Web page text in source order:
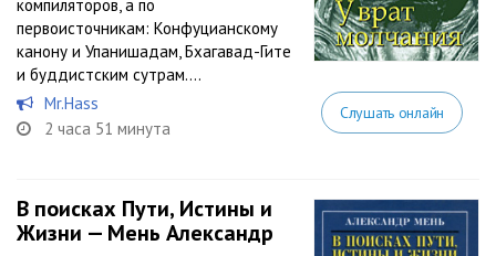
компиляторов, а по
первоисточникам: Конфуцианскому
канону и Упанишадам, Бхагавад-Гите
и буддистским сутрам....
Mr.Hass
2 часа 51 минута
Слушать онлайн
В поисках Пути, Истины и
Жизни — Мень Александр